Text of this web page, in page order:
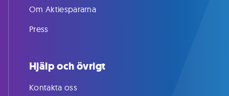
Om Aktiespararna
Press
Hjälp och övrigt
Kontakta oss